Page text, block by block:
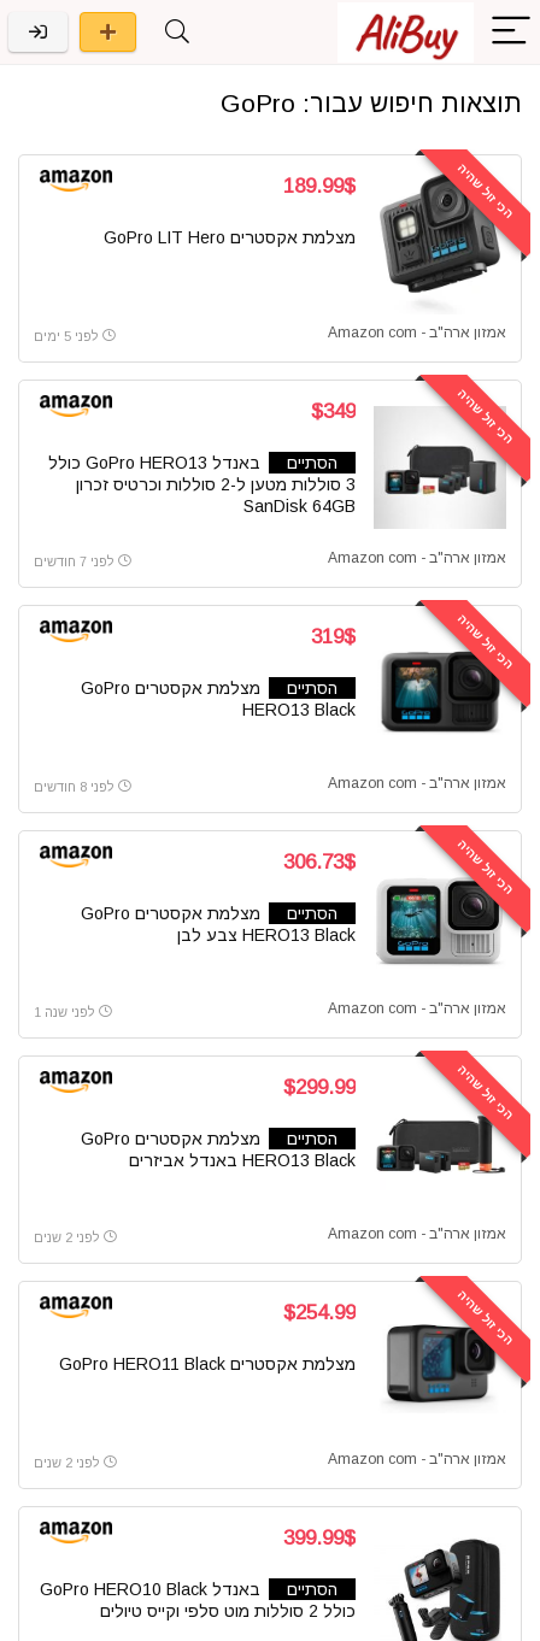
תוצאות חיפוש עבור:
הכי זול שהיה 189.99$
מצלמת אקסטרים GoPro LIT Hero
אמזון ארה"ב - Amazon com לפני 5 ימים
הכי זול שהיה $349
הסתיים
באנדל GoPro HERO13 כולל
3 סוללות מטען ל-2 סוללות וכרטיס זכרון
SanDisk 64GB
אמזון ארה"ב - Amazon com לפני 7 חודשים
הכי זול שהיה 319$
הסתיים
מצלמת אקסטרים GoPro
HERO13 Black
אמזון ארה"ב - Amazon com לפני 8 חודשים
הכי זול שהיה 306.73$
הסתיים
מצלמת אקסטרים GoPro
HERO13 Black צבע לבן
אמזון ארה"ב - Amazon com לפני שנה 1
הכי זול שהיה $299.99
הסתיים
מצלמת אקסטרים GoPro
HERO13 Black באנדל אביזרים
אמזון ארה"ב - Amazon com לפני 2 שנים
הכי זול שהיה $254.99
מצלמת אקסטרים GoPro HERO11 Black
אמזון ארה"ב - Amazon com לפני 2 שנים
399.99$
הסתיים
באנדל GoPro HERO10 Black
כולל 2 סוללות מוט סלפי וקייס טיולים